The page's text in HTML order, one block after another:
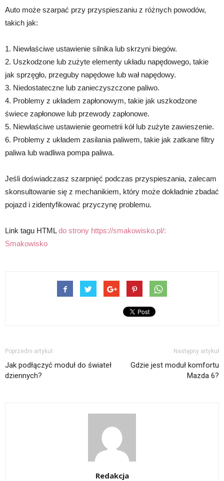
Auto może szarpać przy przyspieszaniu z różnych powodów,
takich jak:
1. Niewłaściwe ustawienie silnika lub skrzyni biegów.
2. Uszkodzone lub zużyte elementy układu napędowego, takie
jak sprzęgło, przeguby napędowe lub wał napędowy.
3. Niedostateczne lub zanieczyszczone paliwo.
4. Problemy z układem zapłonowym, takie jak uszkodzone
świece zapłonowe lub przewody zapłonowe.
5. Niewłaściwe ustawienie geometrii kół lub zużyte zawieszenie.
6. Problemy z układem zasilania paliwem, takie jak zatkane filtry
paliwa lub wadliwa pompa paliwa.
Jeśli doświadczasz szarpnięć podczas przyspieszania, zalecam
skonsultowanie się z mechanikiem, który może dokładnie zbadać
pojazd i zidentyfikować przyczynę problemu.
Link tagu HTMLdo strony https://smakowisko.pl/:
Smakowisko
Poprzedni artykuł
Jak podłączyć moduł do świateł
dziennych?
Następny artykuł
Gdzie jest moduł komfortu
Mazda 6?
Redakcja